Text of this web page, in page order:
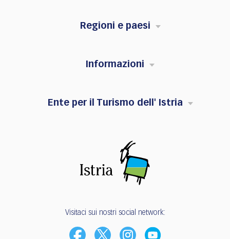
Regioni e paesi
Informazioni
Ente per il Turismo dell' Istria
Visitaci sui nostri social network: